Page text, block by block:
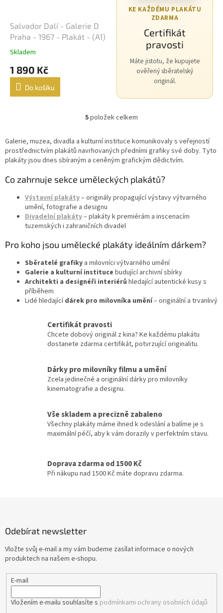
Salvador Dalí - Galerie D
Praha - 1967 - Plakát - (A1)
Skladem
1 890 Kč
Do košíku
KE KAŽDÉMU PLAKÁTU
ZDARMA
Certifikát
pravosti
Máte jistotu, že kupujete
ověřený sběratelský
originál.
O
l
á
d
c
p
v
k
v
p
i
s
5položek celkem
Galerie, muzea, divadla a kulturní instituce komunikovaly s veřejností
prostřednictvím plakátů navrhovaných předními grafiky své doby. Tyto
plakáty jsou dnes sbíraným a ceněným grafickým dědictvím.
Co zahrnuje sekce uměleckých plakátů?
Výstavní plakáty– originály propagující výstavy výtvarného
umění, fotografie a designu
Divadelní plakáty– plakáty k premiérám a inscenacím
tuzemských i zahraničních divadel
Pro koho jsou umělecké plakáty ideálním dárkem?
Sběratelé grafiky a milovníci výtvarného umění
Galerie a kulturní instituce budující archivní sbírky
Architekti a designéři interiérů hledající autentické kusy s
příběhem
Lidé hledajícídárek pro milovníka umění– originální a trvanlivý
Certifikát pravosti
Chcete dobový originál z kina? Ke každému plakátu
dostanete zdarma certifikát, potvrzující originalitu.
Dárky pro milovníky filmu a umění
Zcela jedinečné a originální dárky pro milovníky
kinematografie a designu.
Vše skladem a precizně zabaleno
Všechny plakáty máme ihned k odeslání a balíme je s
maximální péčí, aby k vám dorazily v perfektním stavu.
Doprava zdarma od 1500 Kč
Při nákupu nad 1500 Kč máte dopravu zdarma.
Odebírat newsletter
Vložte svůj e-mail a my vám budeme zasílat informace o nových
produktech na našem e-shopu.
E-mail
Vložením e-mailu souhlasíte s podmínkami ochrany osobních údajů